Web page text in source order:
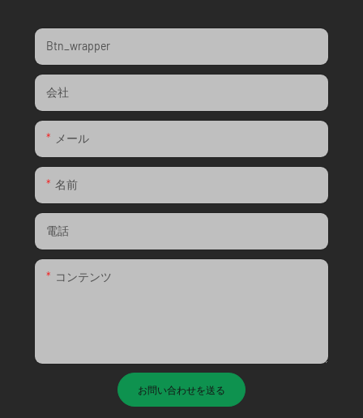
Btn_wrapper
会社
メール
名前
電話
コンテンツ
お問い合わせを送る